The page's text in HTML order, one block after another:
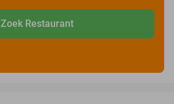
Zoek Restaurant